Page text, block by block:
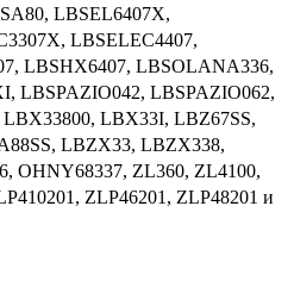
LBSEL6407X,
LBSELEC4407,
LBSHX6407, LBSOLANA336,
LBSPAZIO042, LBSPAZIO062,
LBX33I, LBZ67SS,
LBZX33, LBZX338,
OHNY68337, ZL360, ZL4100,
ZLP46201, ZLP48201 и